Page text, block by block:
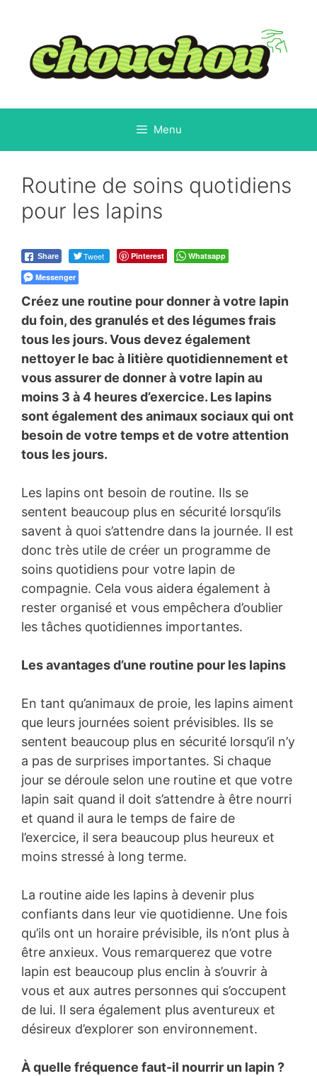
contenu
Menu
Routine de soins quotidiens
pour les lapins
Share Tweet Pinterest
Whatsapp
Messenger
Créez une routine pour donner à votre lapin
du foin, des granulés et des légumes frais
tous les jours. Vous devez également
nettoyer le bac à litière quotidiennement et
vous assurer de donner à votre lapin au
moins 3 à 4 heures d’exercice. Les lapins
sont également des animaux sociaux qui ont
besoin de votre temps et de votre attention
tous les jours.
Les lapins ont besoin de routine. Ils se
sentent beaucoup plus en sécurité lorsqu’ils
savent à quoi s’attendre dans la journée. Il est
donc très utile de créer un programme de
soins quotidiens pour votre lapin de
compagnie. Cela vous aidera également à
rester organisé et vous empêchera d’oublier
les tâches quotidiennes importantes.
Les avantages d’une routine pour les lapins
En tant qu’animaux de proie, les lapins aiment
que leurs journées soient prévisibles. Ils se
sentent beaucoup plus en sécurité lorsqu’il n’y
a pas de surprises importantes. Si chaque
jour se déroule selon une routine et que votre
lapin sait quand il doit s’attendre à être nourri
et quand il aura le temps de faire de
l’exercice, il sera beaucoup plus heureux et
moins stressé à long terme.
La routine aide les lapins à devenir plus
confiants dans leur vie quotidienne. Une fois
qu’ils ont un horaire prévisible, ils n’ont plus à
être anxieux. Vous remarquerez que votre
lapin est beaucoup plus enclin à s’ouvrir à
vous et aux autres personnes qui s’occupent
de lui. Il sera également plus aventureux et
désireux d’explorer son environnement.
À quelle fréquence faut-il nourrir un lapin ?